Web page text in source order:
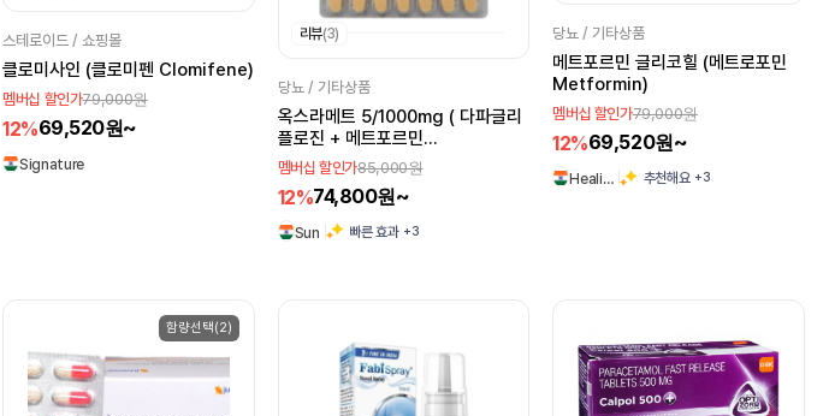
스테로이드 / 쇼핑몰
클로미사인 (클로미펜 Clomifene)
멤버십 할인가79,000원
12%69,520원~
Signature
리뷰(3)
당뇨 / 기타상품
옥스라메트 5/1000mg ( 다파글리
플로진 + 메트포르민
Dapagliflozin 5mg +
Metformin 1000mg )
멤버십 할인가85,000원
12%74,800원~
Sun 빠른 효과 +3
당뇨 / 기타상품
메트포르민 글리코힐 (메트로포민
Metformin)
멤버십 할인가79,000원
12%69,520원~
Heali… 추천해요 +3
함량선택(2)